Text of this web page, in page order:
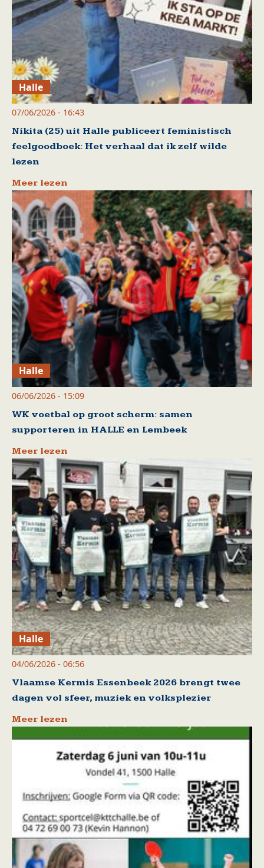
Halle
07/06/2026 - 16:43
Nikita (25) uit Halle publiceert feministisch
feelgoodboek: Het verhaal dat ik zelf wilde
lezen
Meer lezen
Halle
06/06/2026 - 15:09
WK voetbal op groot scherm: samen
supporteren in HALLE en Lembeek
Meer lezen
Halle
04/06/2026 - 06:56
Vlaamse Kermis Essenbeek 2026 brengt twee
dagen vol sfeer, muziek en volksplezier
Meer lezen